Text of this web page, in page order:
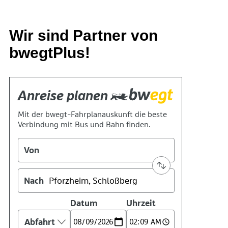
Wir sind Partner von
bwegtPlus!